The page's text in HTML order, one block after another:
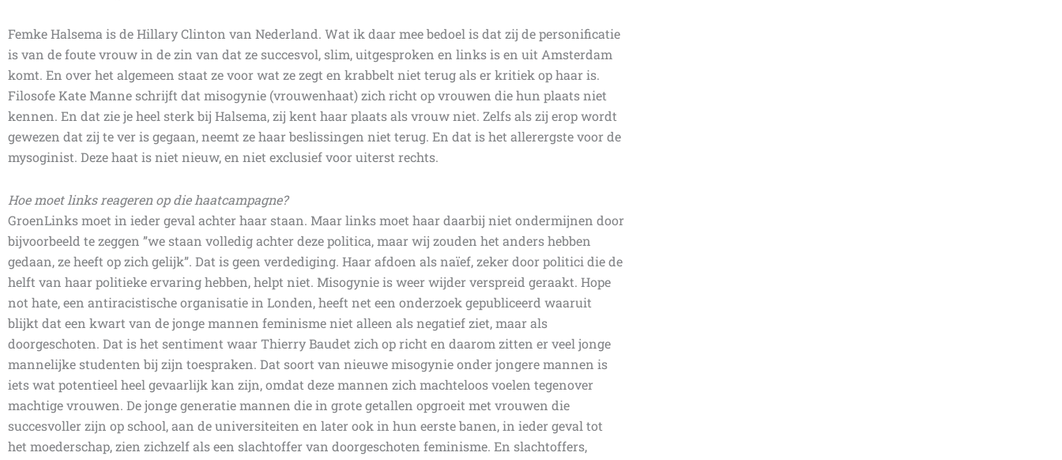
Femke Halsema is de Hillary Clinton van Nederland. Wat ik daar mee bedoel is dat zij de personificatie
is van de foute vrouw in de zin van dat ze succesvol, slim, uitgesproken en links is en uit Amsterdam
komt. En over het algemeen staat ze voor wat ze zegt en krabbelt niet terug als er kritiek op haar is.
Filosofe Kate Manne schrijft dat misogynie (vrouwenhaat) zich richt op vrouwen die hun plaats niet
kennen. En dat zie je heel sterk bij Halsema, zij kent haar plaats als vrouw niet. Zelfs als zij erop wordt
gewezen dat zij te ver is gegaan, neemt ze haar beslissingen niet terug. En dat is het allerergste voor de
mysoginist. Deze haat is niet nieuw, en niet exclusief voor uiterst rechts.
Hoe moet links reageren op die haatcampagne?
GroenLinks moet in ieder geval achter haar staan. Maar links moet haar daarbij niet ondermijnen door
bijvoorbeeld te zeggen ”we staan volledig achter deze politica, maar wij zouden het anders hebben
gedaan, ze heeft op zich gelijk”. Dat is geen verdediging. Haar afdoen als naïef, zeker door politici die de
helft van haar politieke ervaring hebben, helpt niet. Misogynie is weer wijder verspreid geraakt. Hope
not hate, een antiracistische organisatie in Londen, heeft net een onderzoek gepubliceerd waaruit
blijkt dat een kwart van de jonge mannen feminisme niet alleen als negatief ziet, maar als
doorgeschoten. Dat is het sentiment waar Thierry Baudet zich op richt en daarom zitten er veel jonge
mannelijke studenten bij zijn toespraken. Dat soort van nieuwe misogynie onder jongere mannen is
iets wat potentieel heel gevaarlijk kan zijn, omdat deze mannen zich machteloos voelen tegenover
machtige vrouwen. De jonge generatie mannen die in grote getallen opgroeit met vrouwen die
succesvoller zijn op school, aan de universiteiten en later ook in hun eerste banen, in ieder geval tot
het moederschap, zien zichzelf als een slachtoffer van doorgeschoten feminisme. En slachtoffers,